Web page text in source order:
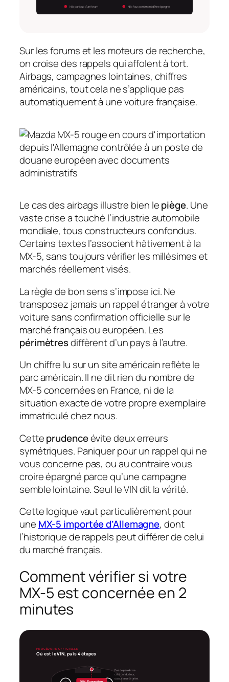
Ni la panique d’un forum Ni le faux sentiment d’être épargné
Sur les forums et les moteurs de recherche,
on croise des rappels qui affolent à tort.
Airbags, campagnes lointaines, chiffres
américains, tout cela ne s’applique pas
automatiquement à une voiture française.
Le cas des airbags illustre bien lepiège. Une
vaste crise a touché l’industrie automobile
mondiale, tous constructeurs confondus.
Certains textes l’associent hâtivement à la
MX-5, sans toujours vérifier les millésimes et
marchés réellement visés.
La règle de bon sens s’impose ici. Ne
transposez jamais un rappel étranger à votre
voiture sans confirmation officielle sur le
marché français ou européen. Les
périmètresdiffèrent d’un pays à l’autre.
Un chiffre lu sur un site américain reflète le
parc américain. Il ne dit rien du nombre de
MX-5 concernées en France, ni de la
situation exacte de votre propre exemplaire
immatriculé chez nous.
Cetteprudenceévite deux erreurs
symétriques. Paniquer pour un rappel qui ne
vous concerne pas, ou au contraire vous
croire épargné parce qu’une campagne
semble lointaine. Seul le VIN dit la vérité.
Cette logique vaut particulièrement pour
une MX-5 importée d’Allemagne, dont
l’historique de rappels peut différer de celui
du marché français.
Comment vérifier si votre
MX-5 est concernée en 2
minutes
PROCÉDURE OFFICIELLE
Où est le VIN, puis 4 étapes
Bas de pare-brise
côté conducteur,
ou sur la carte grise.